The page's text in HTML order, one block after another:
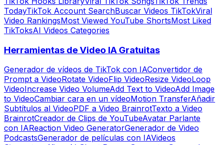
TodayTikTok Account SearchBuscar Videos TikTokViral
Video RankingsMost Viewed YouTube ShortsMost Liked
TikToksAI Videos Categories
Herramientas de Video IA Gratuitas
Generador de vídeos de TikTok con IAConvertidor de
Prompt a VideoRotate VideoFlip VideoResize VideoLoop
VideoIncrease Video VolumeAdd Text to VideoAdd Image
to VideoCambiar cara en un vídeoMotion TransferAñadir
Subtítulos al VideoPDF a Video BrainrotTexto a Video
BrainrotCreador de Clips de YouTubeAvatar Parlante
con IAReaction Video GeneratorGenerador de Video
PodcastsGenerador de películas con IAVideos